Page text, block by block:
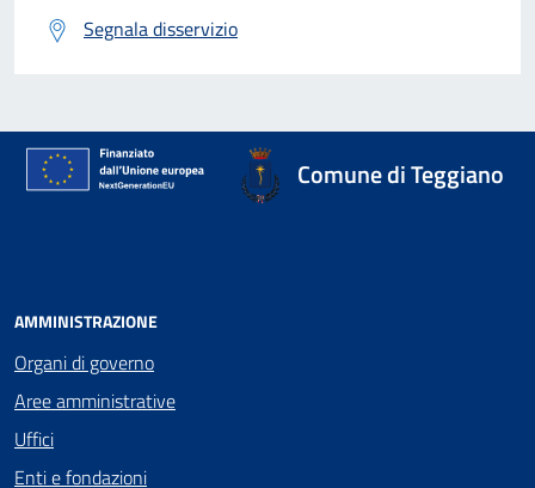
Segnala disservizio
Comune di Teggiano
AMMINISTRAZIONE
Organi di governo
Aree amministrative
Uffici
Enti e fondazioni